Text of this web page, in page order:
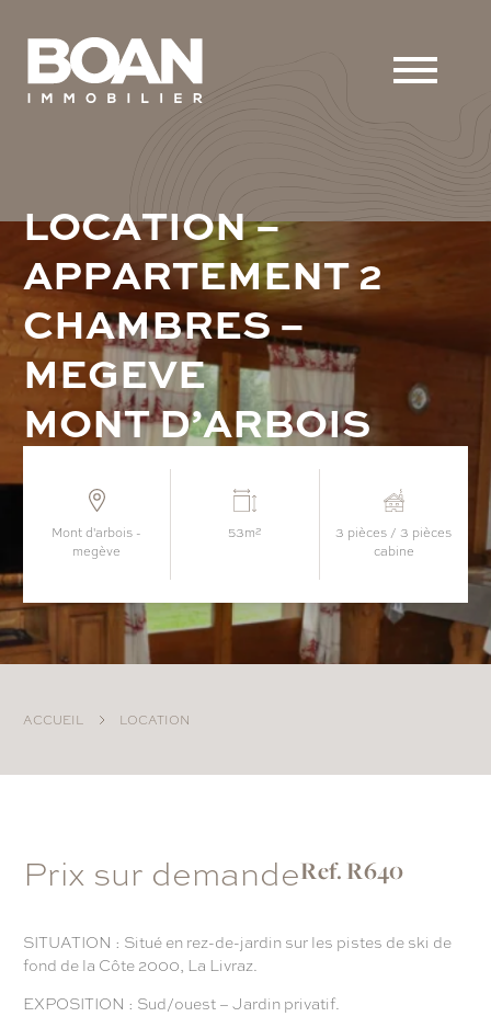
LOCATION–
APPARTEMENT2
CHAMBRES–
MEGEVE
MONTD’ARBOIS
mont d'arbois -
megève
53m²
3 pièces / 3 pièces
cabine
ACCUEIL LOCATION
Prix sur demandeRef. R640
SITUATION : Situé en rez-de-jardin sur les pistes de ski de
fond de la Côte 2000, La Livraz.
EXPOSITION : Sud/ouest – Jardin privatif.